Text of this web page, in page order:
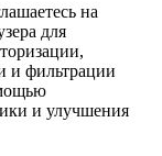
на
для
и фильтрации
и улучшения